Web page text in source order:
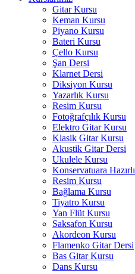
Gitar Kursu
Keman Kursu
Piyano Kursu
Bateri Kursu
Çello Kursu
Şan Dersi
Klarnet Dersi
Diksiyon Kursu
Yazarlık Kursu
Resim Kursu
Fotoğrafçılık Kursu
Elektro Gitar Kursu
Klasik Gitar Kursu
Akustik Gitar Dersi
Ukulele Kursu
Konservatuara
Resim Kursu
Bağlama Kursu
Tiyatro Kursu
Yan Flüt Kursu
Saksafon Kursu
Akordeon Kursu
Flamenko Gitar Dersi
Bas Gitar Kursu
Dans Kursu